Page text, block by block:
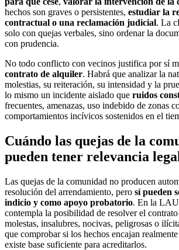
hechos son graves o persistentes, estudiar la
contractual o una reclamación judicial. La
solo con quejas verbales, sino ordenar la
con prudencia.
No todo conflicto con vecinos justifica por sí
contrato de alquiler. Habrá que analizar la
molestias, su reiteración, su intensidad y la
lo mismo un incidente aislado que ruidos
frecuentes, amenazas, uso indebido de zonas
comportamientos incívicos sostenidos en el
Cuándo las quejas de la
pueden tener relevancia
Las quejas de la comunidad no producen
resolución del arrendamiento, pero sí pueden
indicio y como apoyo probatorio. En la
contempla la posibilidad de resolver el
molestas, insalubres, nocivas, peligrosas o
que comprobar si los hechos encajan
existe base suficiente para acreditarlos.